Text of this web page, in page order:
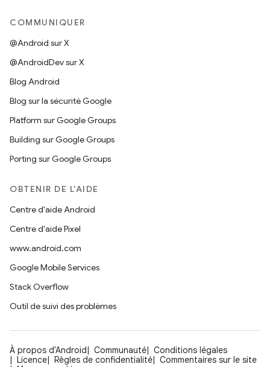
COMMUNIQUER
@Android sur X
@AndroidDev sur X
Blog Android
Blog sur la sécurité Google
Platform sur Google Groups
Building sur Google Groups
Porting sur Google Groups
OBTENIR DE L'AIDE
Centre d'aide Android
Centre d'aide Pixel
www.android.com
Google Mobile Services
Stack Overflow
Outil de suivi des problèmes
À propos d'Android Communauté
Conditions légales
Licence
Règles de confidentialité
Commentaires sur le site